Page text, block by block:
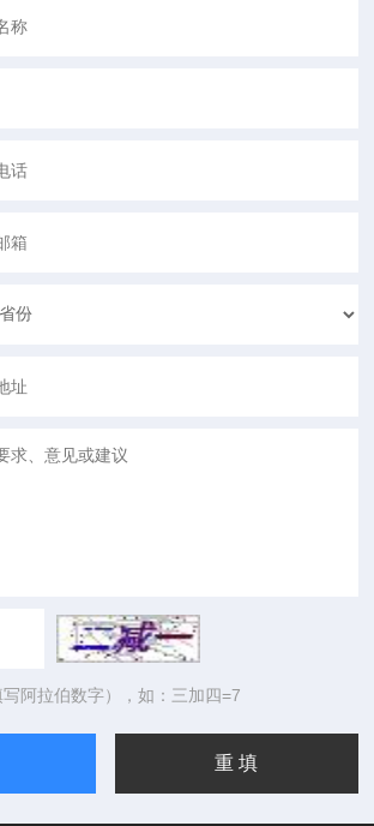
阿拉伯数字），如：三加四=7